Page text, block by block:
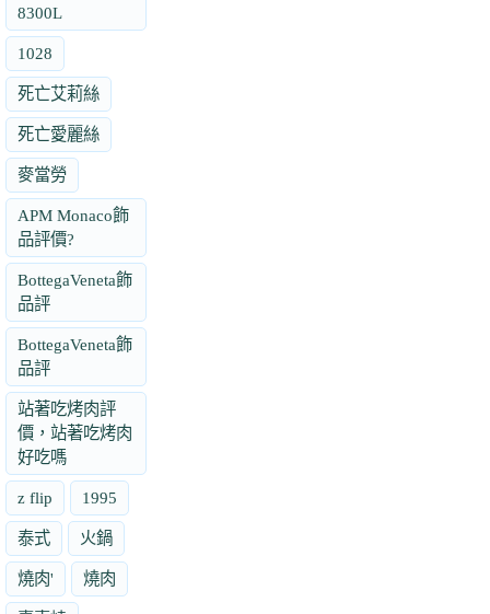
8300L
1028
死亡艾莉絲
死亡愛麗絲
麥當勞
APM Monaco飾
品評價?
BottegaVeneta飾
品評
BottegaVeneta飾
品評
站著吃烤肉評
價，站著吃烤肉
好吃嗎
z flip 1995
泰式 火鍋
燒肉' 燒肉